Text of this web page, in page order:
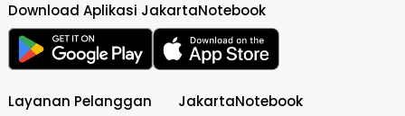
Download Aplikasi JakartaNotebook
Layanan Pelanggan JakartaNotebook